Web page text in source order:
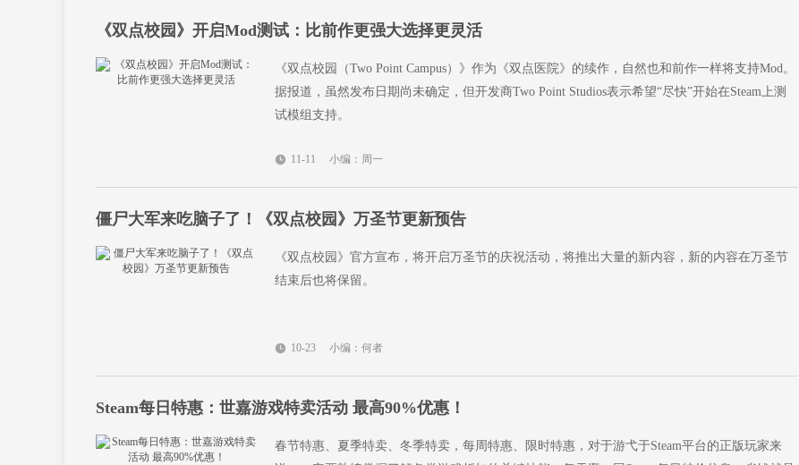
《双点校园》开启Mod测试：比前作更强大选择更灵活
《双点校园（Two Point Campus）》作为《双点医院》的续作，自然也和前作一样将支持Mod。
据报道，虽然发布日期尚未确定，但开发商Two Point Studios表示希望“尽快”开始在Steam上测
试模组支持。
11-11 小编：周一
僵尸大军来吃脑子了！《双点校园》万圣节更新预告
《双点校园》官方宣布，将开启万圣节的庆祝活动，将推出大量的新内容，新的内容在万圣节
结束后也将保留。
10-23 小编：何者
Steam每日特惠：世嘉游戏特卖活动 最高90%优惠！
春节特惠、夏季特卖、冬季特卖，每周特惠、限时特惠，对于游弋于Steam平台的正版玩家来